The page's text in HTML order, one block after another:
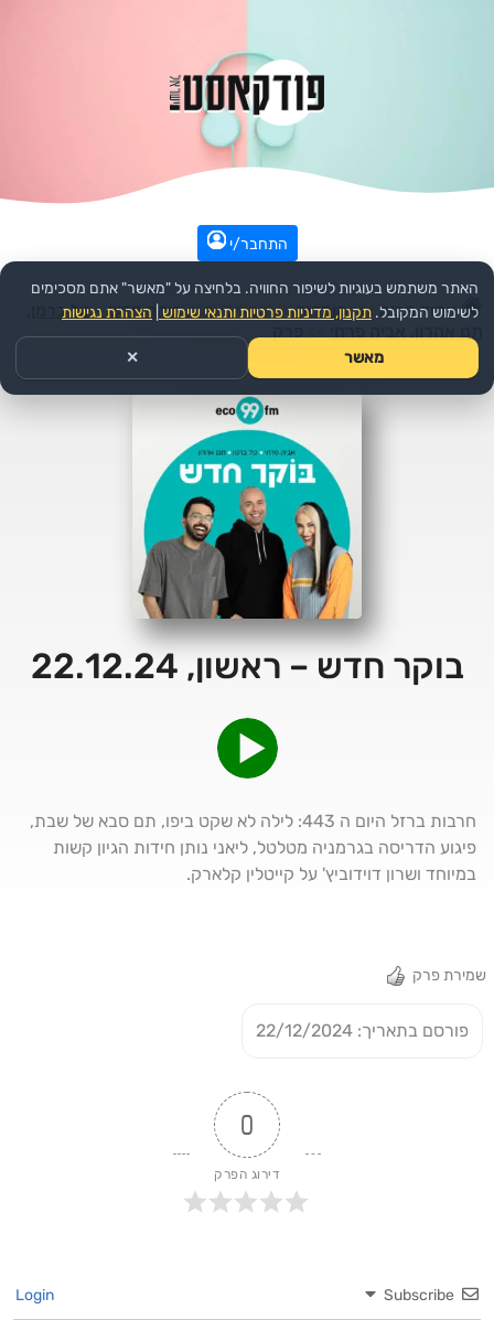
התחבר/י
עמוד הבית >> קומדיה >>הפודקאסט: בוקר חדש - טל ברמן,
בוקר חדש – ראשון, 22.12.24
חרבות ברזל היום ה 443: לילה לא שקט ביפו, תם סבא של שבת,
פיגוע הדריסה בגרמניה מטלטל, ליאני נותן חידות הגיון קשות
במיוחד ושרון דוידוביץ' על קייטלין קלארק.
שמירת פרק
פורסם בתאריך: 22/12/2024
0
דירוג הפרק
Subscribe
האתר משתמש בעוגיות לשיפור החוויה. בלחיצה על "מאשר" אתם מסכימים
לשימוש המקובל. תקנון, מדיניות פרטיות ותנאי שימוש הצהרת נגישות
מאשר ✕